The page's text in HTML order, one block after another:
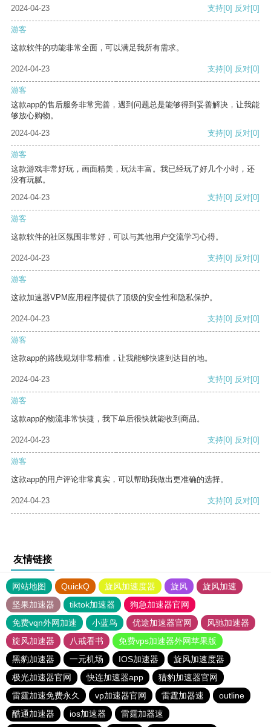
2024-04-23 支持[0] 反对[0]
游客
这款软件的功能非常全面，可以满足我所有需求。
2024-04-23 支持[0] 反对[0]
游客
这款app的售后服务非常完善，遇到问题总是能够得到妥善解决，让我能
够放心购物。
2024-04-23
支持[0] 反对[0]
游客
这款游戏非常好玩，画面精美，玩法丰富。我已经玩了好几个小时，还
没有玩腻。
2024-04-23
支持[0] 反对[0]
游客
这款软件的社区氛围非常好，可以与其他用户交流学习心得。
2024-04-23 支持[0] 反对[0]
游客
这款加速器VPM应用程序提供了顶级的安全性和隐私保护。
2024-04-23 支持[0] 反对[0]
游客
这款app的路线规划非常精准，让我能够快速到达目的地。
2024-04-23 支持[0] 反对[0]
游客
这款app的物流非常快捷，我下单后很快就能收到商品。
2024-04-23 支持[0] 反对[0]
游客
这款app的用户评论非常真实，可以帮助我做出更准确的选择。
2024-04-23 支持[0] 反对[0]
友情链接
网站地图 QuickQ 旋风加速度器 旋风
旋风加速
坚果加速器
tiktok加速器
狗急加速器官网
免费vqn外网加速
小蓝鸟 优途加速器官网
风驰加速器
旋风加速器
八戒看书
免费vps加速器外网苹果版
黑豹加速器
一元机场 IOS加速器
旋风加速度器
极光加速器官网
快连加速器app
猎豹加速器官网
雷霆加速免费永久
vp加速器官网 雷霆加器速
outline
酷通加速器
ios加速器 雷霆加器速